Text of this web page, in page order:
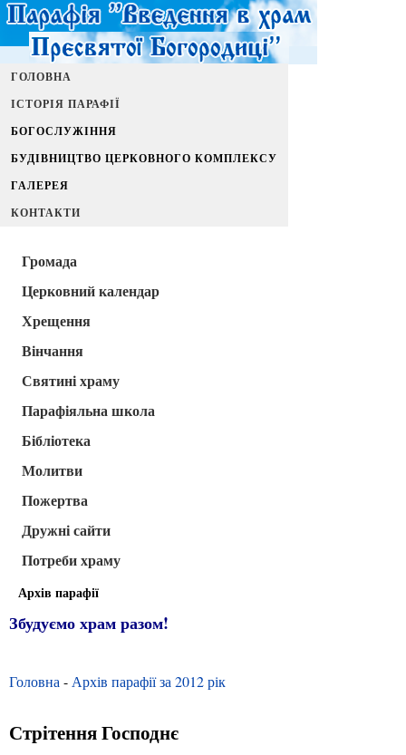
ГОЛОВНА
ІСТОРІЯ ПАРАФІЇ
БОГОСЛУЖІННЯ
БУДІВНИЦТВО ЦЕРКОВНОГО КОМПЛЕКСУ
ГАЛЕРЕЯ
КОНТАКТИ
Громада
Церковний календар
Хрещення
Вінчання
Святині храму
Парафіяльна школа
Бібліотека
Молитви
Пожертва
Дружні сайти
Потреби храму
Архів парафії
Збудуємо храм разом!
Головна - Архів парафії за 2012 рік
Стрітення Господнє